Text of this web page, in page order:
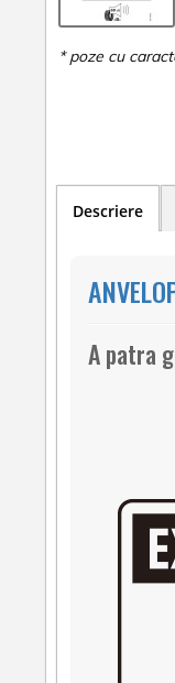
Descriere
A patra